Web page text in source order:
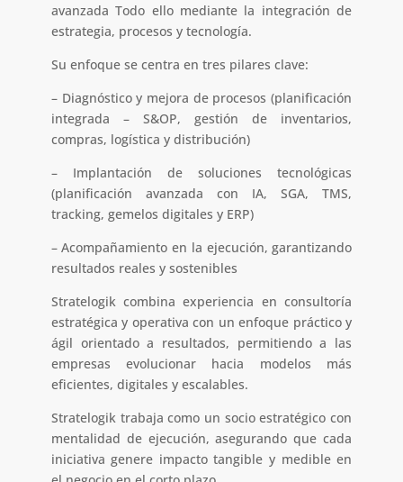
avanzada Todo ello mediante la integración de
estrategia, procesos y tecnología.
Su enfoque se centra en tres pilares clave:
– Diagnóstico y mejora de procesos (planificación
integrada – S&OP, gestión de inventarios,
compras, logística y distribución)
– Implantación de soluciones tecnológicas
(planificación avanzada con IA, SGA, TMS,
tracking, gemelos digitales y ERP)
– Acompañamiento en la ejecución, garantizando
resultados reales y sostenibles
Stratelogik combina experiencia en consultoría
estratégica y operativa con un enfoque práctico y
ágil orientado a resultados, permitiendo a las
empresas evolucionar hacia modelos más
eficientes, digitales y escalables.
Stratelogik trabaja como un socio estratégico con
mentalidad de ejecución, asegurando que cada
iniciativa genere impacto tangible y medible en